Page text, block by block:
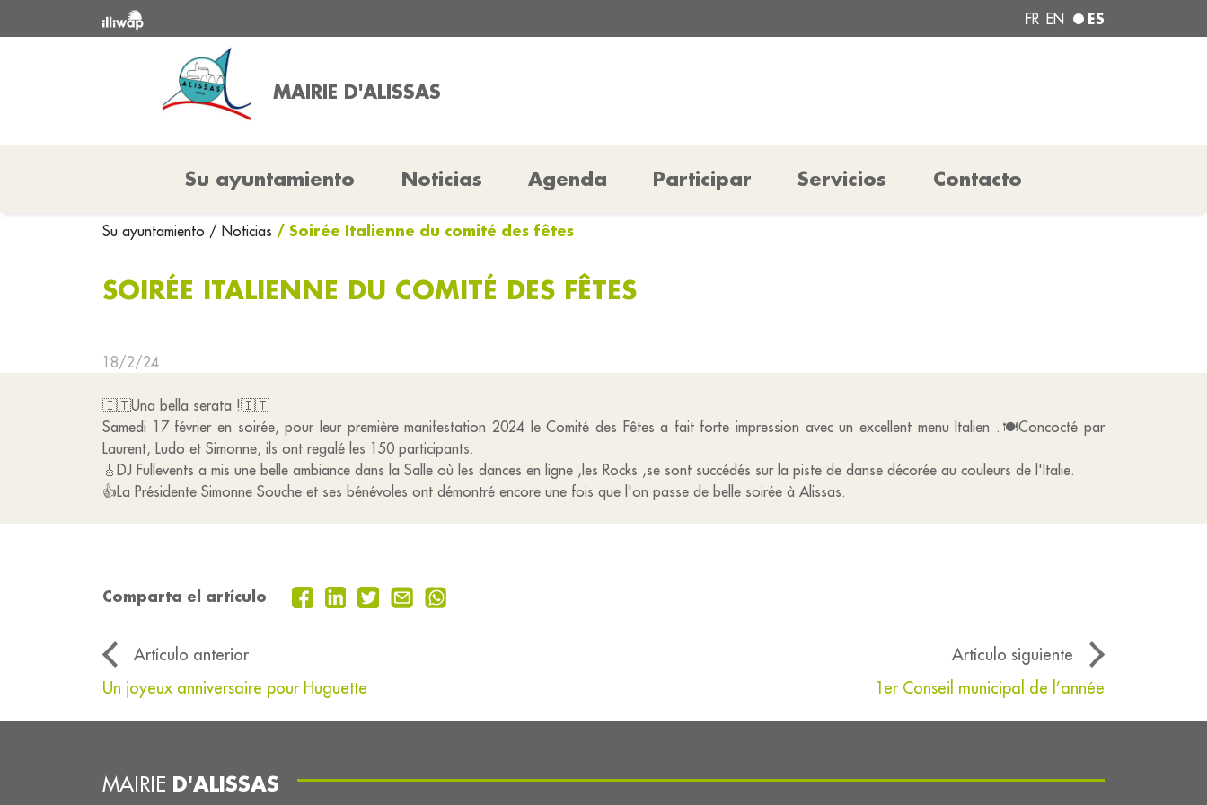
FR EN ES
MAIRIE D'ALISSAS
Su ayuntamiento Noticias Agenda Participar Servicios Contacto
Su ayuntamiento / Noticias / Soirée Italienne du comité des fêtes
SOIRÉE ITALIENNE DU COMITÉ DES FÊTES
18/2/24
🇮🇹Una bella serata !🇮🇹
Samedi 17 février en soirée, pour leur première manifestation 2024 le Comité des Fêtes a fait forte impression avec un excellent menu Italien .🍽Concocté par
Laurent, Ludo et Simonne, ils ont regalé les 150 participants.
🎸DJ Fullevents a mis une belle ambiance dans la Salle où les dances en ligne ,les Rocks ,se sont succédés sur la piste de danse décorée au couleurs de l'Italie.
👍La Présidente Simonne Souche et ses bénévoles ont démontré encore une fois que l'on passe de belle soirée à Alissas.
Comparta el artículo
Artículo anterior
Artículo siguiente
Un joyeux anniversaire pour Huguette
1er Conseil municipal de l’année
MAIRIE D'ALISSAS